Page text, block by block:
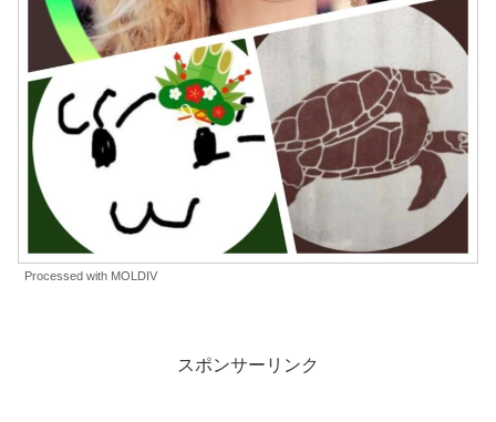
Processed with MOLDIV
スポンサーリンク